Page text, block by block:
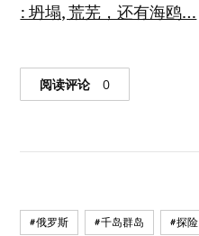
: 坍塌, 荒芜，还有海鸥…
阅读评论 0
#俄罗斯 #千岛群岛 #探险